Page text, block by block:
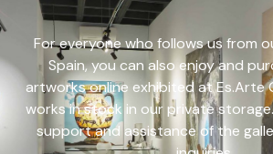
For everyone who follows us from
Spain, you can also enjoy and
artworks online exhibited at Es.Arte
works in stock in our private
support and assistance of the